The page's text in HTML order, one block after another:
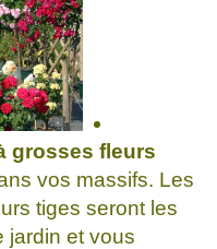
grosses fleurs
vos massifs. Les
tiges seront les
jardin et vous